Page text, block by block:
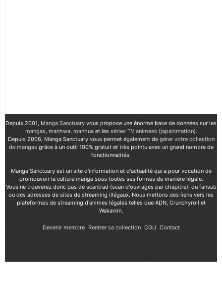
Depuis 2001, Manga Sanctuary vous propose une énorme base de données sur les
mangas, manhwa, manhuaet les séries TV animées (japanimation).
Depuis 2006, Manga Sanctuary vous permet également de gérer votre collection
de mangasgrâce à un outil 100% gratuit et très pointu avec un grand nombre de
fonctionnalités.
Manga Sanctuary est un site d'information et d'actualité qui a pour vocation de
promouvoir la culture manga sous toutes ses formes de manière légale.
Vous ne trouverez donc pas de scantrad (scan d'ouvrages par chapitre), du fansub
ou des adresses de sites de streaming illégaux. Nous mettons des liens vers les
plateformes de streaming d'animes légales telles que ADN, Crunchyroll et
Wakanim.
Devenir membre Rentrer sa collection CGU Contact